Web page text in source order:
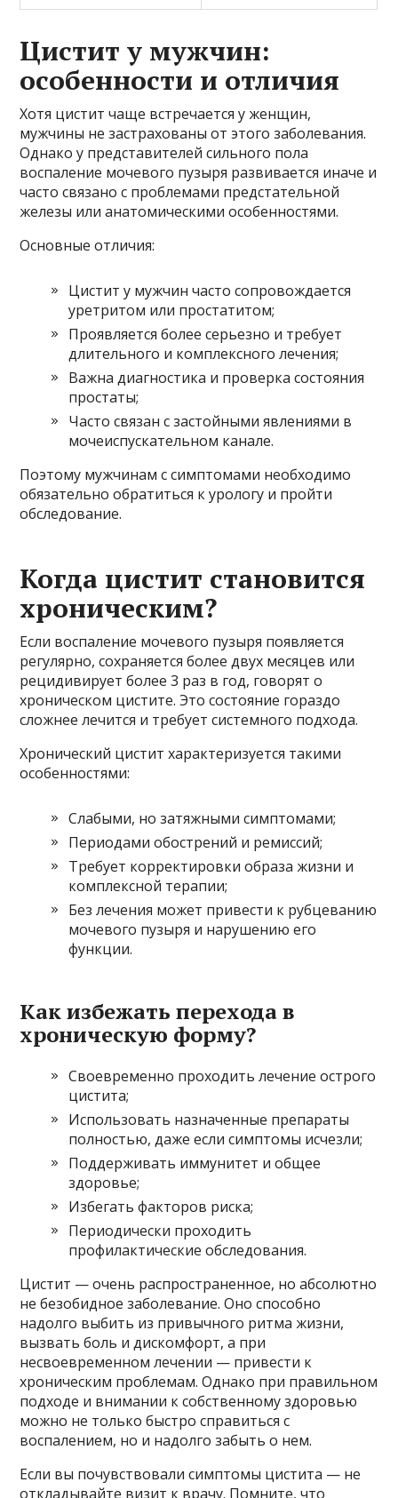
Цистит у мужчин:
особенности и отличия
Хотя цистит чаще встречается у женщин,
мужчины не застрахованы от этого заболевания.
Однако у представителей сильного пола
воспаление мочевого пузыря развивается иначе и
часто связано с проблемами предстательной
железы или анатомическими особенностями.
Основные отличия:
Цистит у мужчин часто сопровождается
уретритом или простатитом;
Проявляется более серьезно и требует
длительного и комплексного лечения;
Важна диагностика и проверка состояния
простаты;
Часто связан с застойными явлениями в
мочеиспускательном канале.
Поэтому мужчинам с симптомами необходимо
обязательно обратиться к урологу и пройти
обследование.
Когда цистит становится
хроническим?
Если воспаление мочевого пузыря появляется
регулярно, сохраняется более двух месяцев или
рецидивирует более 3 раз в год, говорят о
хроническом цистите. Это состояние гораздо
сложнее лечится и требует системного подхода.
Хронический цистит характеризуется такими
особенностями:
Слабыми, но затяжными симптомами;
Периодами обострений и ремиссий;
Требует корректировки образа жизни и
комплексной терапии;
Без лечения может привести к рубцеванию
мочевого пузыря и нарушению его
функции.
Как избежать перехода в
хроническую форму?
Своевременно проходить лечение острого
цистита;
Использовать назначенные препараты
полностью, даже если симптомы исчезли;
Поддерживать иммунитет и общее
здоровье;
Избегать факторов риска;
Периодически проходить
профилактические обследования.
Цистит — очень распространенное, но абсолютно
не безобидное заболевание. Оно способно
надолго выбить из привычного ритма жизни,
вызвать боль и дискомфорт, а при
несвоевременном лечении — привести к
хроническим проблемам. Однако при правильном
подходе и внимании к собственному здоровью
можно не только быстро справиться с
воспалением, но и надолго забыть о нем.
Если вы почувствовали симптомы цистита — не
откладывайте визит к врачу. Помните, что